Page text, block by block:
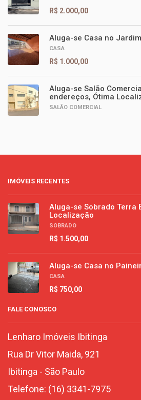
R$ 2.000,00
Aluga-se Casa no
CASA
R$ 1.000,00
Aluga-se Salão
endereços, Ótima
SALÃO COMERCIAL
IMÓVEIS RECENTES
Aluga-se Sobrado Terra
Localização
SOBRADO
R$ 1.500,00
Aluga-se Casa no
CASA
R$ 750,00
FALE CONOSCO
Lenharo Imóveis Ibitinga
Rua Dr Vitor Maida, 921
Ibitinga - São Paulo
Telefone: (16) 3341-7975